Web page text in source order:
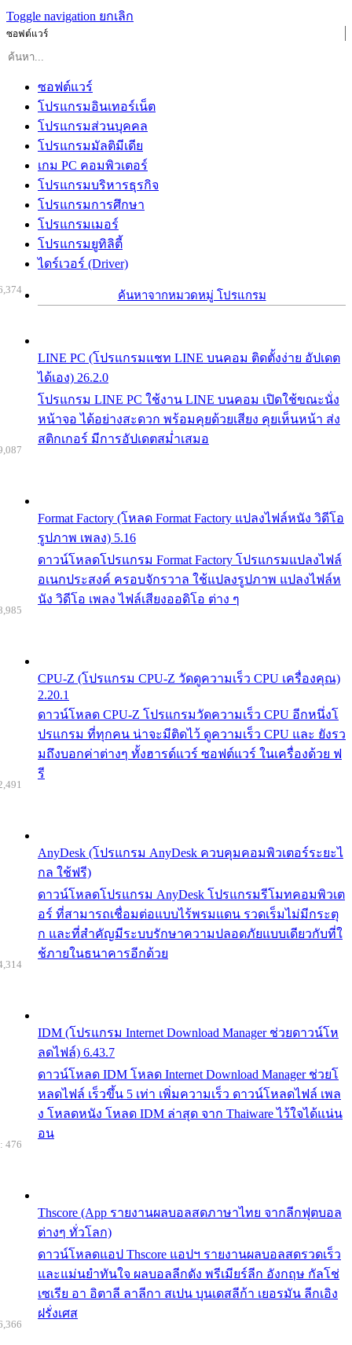
Toggle navigation ยกเลิก
ซอฟต์แวร์
ซอฟต์แวร์
โปรแกรมอินเทอร์เน็ต
โปรแกรมส่วนบุคคล
โปรแกรมมัลติมีเดีย
เกม PC คอมพิวเตอร์
โปรแกรมบริหารธุรกิจ
โปรแกรมการศึกษา
โปรแกรมเมอร์
โปรแกรมยูทิลิตี้
ไดร์เวอร์ (Driver)
ค้นหาจากหมวดหมู่ โปรแกรม
LINE PC (โปรแกรมแชท LINE บนคอม ติดตั้งง่าย อัปเดต
ได้เอง) 26.2.0
โปรแกรม LINE PC ใช้งาน LINE บนคอม เปิดใช้ขณะนั่ง
หน้าจอ ได้อย่างสะดวก พร้อมคุยด้วยเสียง คุยเห็นหน้า ส่ง
สติกเกอร์ มีการอัปเดตสม่ำเสมอ
Format Factory (โหลด Format Factory แปลงไฟล์หนัง วิดีโอ
รูปภาพ เพลง) 5.16
ดาวน์โหลดโปรแกรม Format Factory โปรแกรมแปลงไฟล์
อเนกประสงค์ ครอบจักรวาล ใช้แปลงรูปภาพ แปลงไฟล์ห
นัง วิดีโอ เพลง ไฟล์เสียงออดิโอ ต่าง ๆ
CPU-Z (โปรแกรม CPU-Z วัดดูความเร็ว CPU เครื่องคุณ)
2.20.1
ดาวน์โหลด CPU-Z โปรแกรมวัดความเร็ว CPU อีกหนึ่งโ
ปรแกรม ที่ทุกคน น่าจะมีติดไว้ ดูความเร็ว CPU และ ยังรว
มถึงบอกค่าต่างๆ ทั้งฮารด์แวร์ ซอฟต์แวร์ ในเครื่องด้วย ฟ
รี
AnyDesk (โปรแกรม AnyDesk ควบคุมคอมพิวเตอร์ระยะไ
กล ใช้ฟรี)
ดาวน์โหลดโปรแกรม AnyDesk โปรแกรมรีโมทคอมพิวเต
อร์ ที่สามารถเชื่อมต่อแบบไร้พรมแดน รวดเร็มไม่มีกระตุ
ก และที่สำคัญมีระบบรักษาความปลอดภัยแบบเดียวกับที่ใ
ช้ภายในธนาคารอีกด้วย
IDM (โปรแกรม Internet Download Manager ช่วยดาวน์โห
ลดไฟล์) 6.43.7
ดาวน์โหลด IDM โหลด Internet Download Manager ช่วยโ
หลดไฟล์ เร็วขึ้น 5 เท่า เพิ่มความเร็ว ดาวน์โหลดไฟล์ เพล
ง โหลดหนัง โหลด IDM ล่าสุด จาก Thaiware ไว้ใจได้แน่น
อน
Thscore (App รายงานผลบอลสดภาษาไทย จากลีกฟุตบอล
ต่างๆ ทั่วโลก)
ดาวน์โหลดแอป Thscore แอปฯ รายงานผลบอลสดรวดเร็ว
และแม่นยำทันใจ ผลบอลลีกดัง พรีเมียร์ลีก อังกฤษ กัลโช่
เซเรีย อา อิตาลี ลาลีกา สเปน บุนเดสลีก้า เยอรมัน ลีกเอิง
ฝรั่งเศส
476